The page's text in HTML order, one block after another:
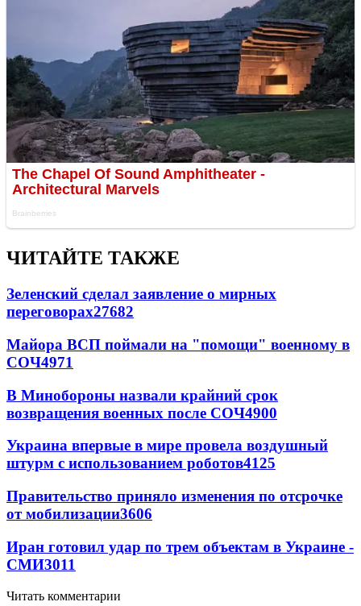
ЧИТАЙТЕ ТАКЖЕ
Зеленский сделал заявление о мирных
переговорах27682
Майора ВСП поймали на "помощи" военному в
СОЧ4971
В Минобороны назвали крайний срок
возвращения военных после СОЧ4900
Украина впервые в мире провела воздушный
штурм с использованием роботов4125
Правительство приняло изменения по отсрочке
от мобилизации3606
Иран готовил удар по трем объектам в Украине -
СМИ3011
Читать комментарии